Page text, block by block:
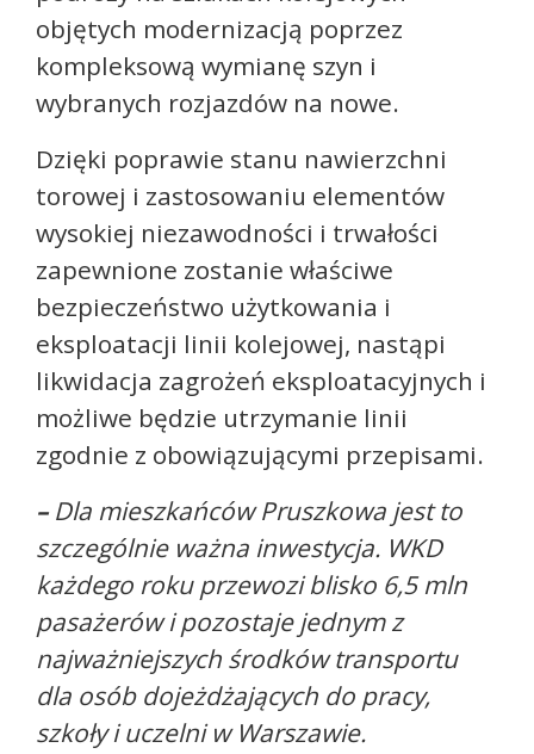
objętych modernizacją poprzez
kompleksową wymianę szyn i
wybranych rozjazdów na nowe.
Dzięki poprawie stanu nawierzchni
torowej i zastosowaniu elementów
wysokiej niezawodności i trwałości
zapewnione zostanie właściwe
bezpieczeństwo użytkowania i
eksploatacji linii kolejowej, nastąpi
likwidacja zagrożeń eksploatacyjnych i
możliwe będzie utrzymanie linii
zgodnie z obowiązującymi przepisami.
–Dla mieszkańców Pruszkowa jest to
szczególnie ważna inwestycja. WKD
każdego roku przewozi blisko 6,5 mln
pasażerów i pozostaje jednym z
najważniejszych środków transportu
dla osób dojeżdżających do pracy,
szkoły i uczelni w Warszawie.